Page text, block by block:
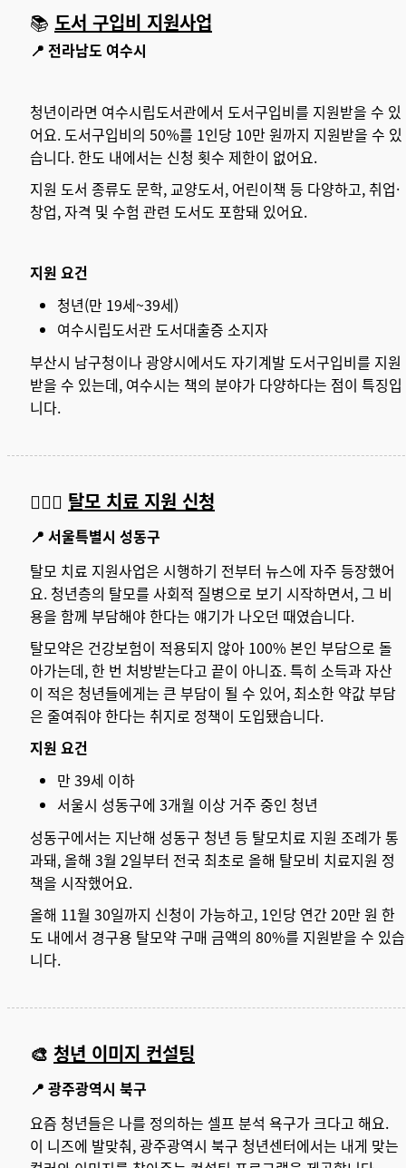
📚 도서 구입비 지원사업
📍 전라남도 여수시
청년이라면 여수시립도서관에서 도서구입비를 지원받을 수 있
어요. 도서구입비의 50%를 1인당 10만 원까지 지원받을 수 있
습니다. 한도 내에서는 신청 횟수 제한이 없어요.
지원 도서 종류도 문학, 교양도서, 어린이책 등 다양하고, 취업·
창업, 자격 및 수험 관련 도서도 포함돼 있어요.
지원 요건
청년(만 19세~39세)
여수시립도서관 도서대출증 소지자
부산시 남구청이나 광양시에서도 자기계발 도서구입비를 지원
받을 수 있는데, 여수시는 책의 분야가 다양하다는 점이 특징입
니다.
🙆🏻‍♂️ 탈모 치료 지원 신청
📍 서울특별시 성동구
탈모 치료 지원사업은 시행하기 전부터 뉴스에 자주 등장했어
요. 청년층의 탈모를 사회적 질병으로 보기 시작하면서, 그 비
용을 함께 부담해야 한다는 얘기가 나오던 때였습니다.
탈모약은 건강보험이 적용되지 않아 100% 본인 부담으로 돌
아가는데, 한 번 처방받는다고 끝이 아니죠. 특히 소득과 자산
이 적은 청년들에게는 큰 부담이 될 수 있어, 최소한 약값 부담
은 줄여줘야 한다는 취지로 정책이 도입됐습니다.
지원 요건
만 39세 이하
서울시 성동구에 3개월 이상 거주 중인 청년
성동구에서는 지난해 성동구 청년 등 탈모치료 지원 조례가 통
과돼, 올해 3월 2일부터 전국 최초로 올해 탈모비 치료지원 정
책을 시작했어요.
올해 11월 30일까지 신청이 가능하고, 1인당 연간 20만 원 한
도 내에서 경구용 탈모약 구매 금액의 80%를 지원받을 수 있습
니다.
🎨 청년 이미지 컨설팅
📍 광주광역시 북구
요즘 청년들은 나를 정의하는 셀프 분석 욕구가 크다고 해요.
이 니즈에 발맞춰, 광주광역시 북구 청년센터에서는 내게 맞는